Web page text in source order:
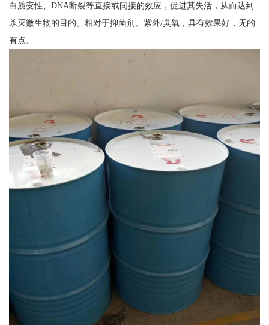
白质变性、DNA断裂等直接或间接的效应，促进其失活，从而达到
杀灭微生物的目的。相对于抑菌剂、紫外/臭氧，具有效果好，无的
有点。